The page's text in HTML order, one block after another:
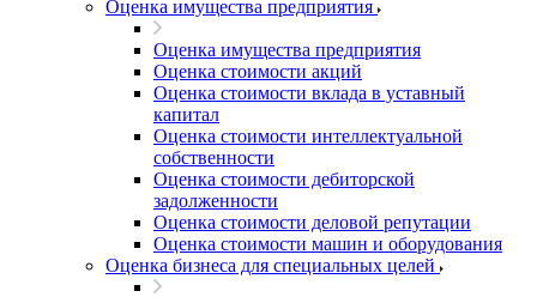
Оценка имущества предприятия
Оценка имущества предприятия
Оценка стоимости акций
Оценка стоимости вклада в уставный
капитал
Оценка стоимости интеллектуальной
собственности
Оценка стоимости дебиторской
задолженности
Оценка стоимости деловой репутации
Оценка стоимости машин и оборудования
Оценка бизнеса для специальных целей